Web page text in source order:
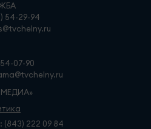
54-29-94
07-90
222 09 84